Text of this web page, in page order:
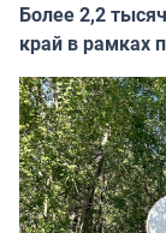
Более 2,2
край в рамках